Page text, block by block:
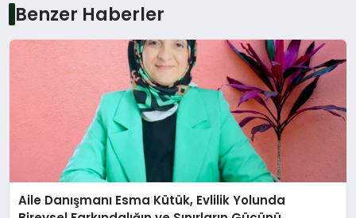
Benzer Haberler
Aile Danışmanı Esma Kütük, Evlilik Yolunda